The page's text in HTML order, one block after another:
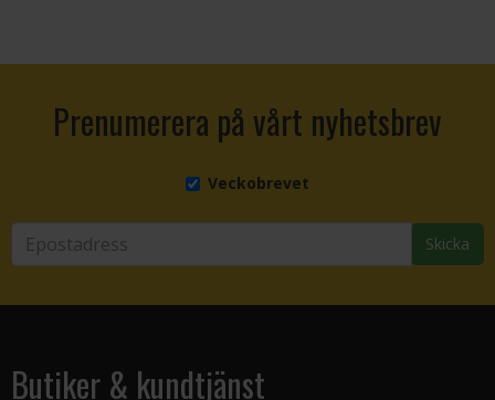
Prenumerera på vårt nyhetsbrev
Veckobrevet
Skicka
Butiker & kundtjänst